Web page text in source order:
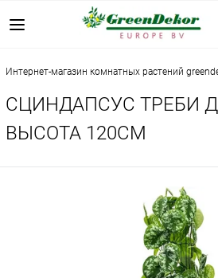
интернет-магазин комнатных растений
СЦИНДАПСУС ТРЕБИ
ВЫСОТА 120СМ